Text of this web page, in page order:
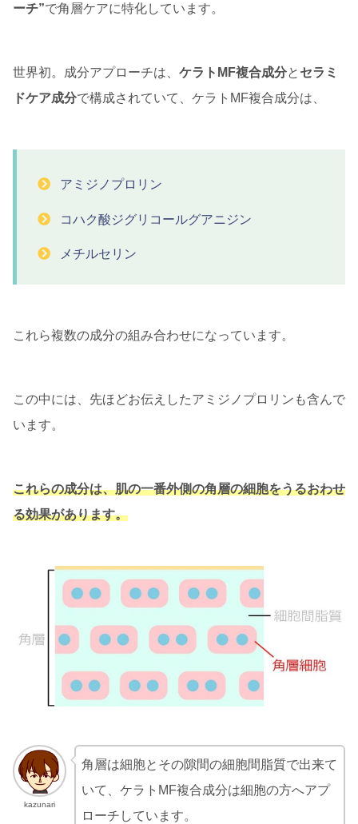
ーチ”で角層ケアに特化しています。
世界初。成分アプローチは、 ケラトMF複合成分と セラミ
ドケア成分で構成されていて、ケラトMF複合成分は、
アミジノプロリン
コハク酸ジグリコールグアニジン
メチルセリン
これら複数の成分の組み合わせになっています。
この中には、先ほどお伝えしたアミジノプロリンも含んで
います。
これらの成分は、肌の一番外側の角層の細胞をうるおわせ
る効果があります。
kazunari
角層は細胞とその隙間の細胞間脂質で出来て
いて、ケラトMF複合成分は細胞の方へアプ
ローチしています。